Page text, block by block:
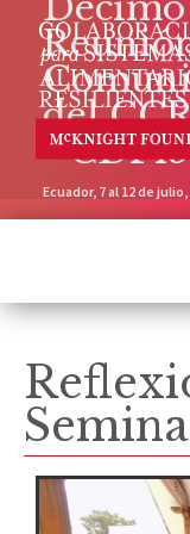
del
- CDP15
Ecuador, 7 al 12 de julio,